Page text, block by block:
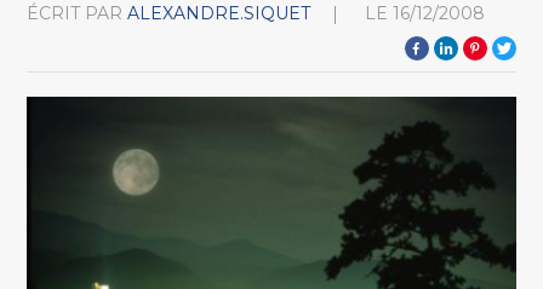
ÉCRIT PAR ALEXANDRE.SIQUET LE 16/12/2008